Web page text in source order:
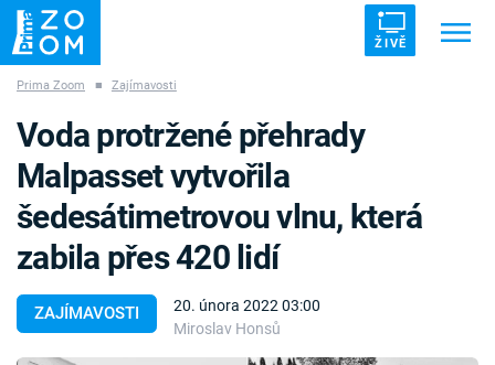
ŽIVĚ
ZÁHADY VETŘELCI DÁVNOVĚKU
Témata
Témata
Prima Zoom ■ Zajímavosti
ZAJÍMAVOSTI
20. února 2022 03:00
Miroslav Honsů
Voda protržené přehrady
Malpasset vytvořila
šedesátimetrovou vlnu, která
zabila přes 420 lidí